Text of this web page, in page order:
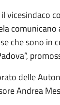
vicesindaco
che sono in
delle
Andrea